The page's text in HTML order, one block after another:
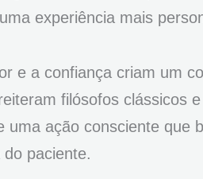
experiência mais
e a confiança criam um
filósofos clássicos
ação consciente que
paciente.